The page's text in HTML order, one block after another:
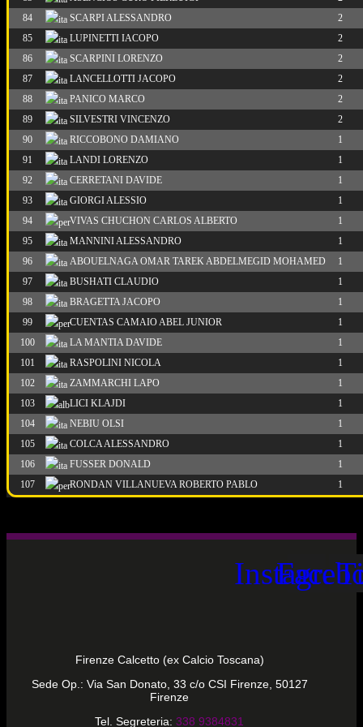
84
SCARPI ALESSANDRO
2
85
LUPINETTI IACOPO
2
86
SCARPINI LORENZO
2
87
LANCELLOTTI JACOPO
2
88
PANICO MARCO
2
89
SILVESTRI VINCENZO
2
90
RICCOBONO DAMIANO
1
91
LANDI LORENZO
1
92
CERRETANI DAVIDE
1
93
GIORGI ALESSIO
1
94
VIVAS CHUCHON CARLOS ALBERTO
1
95
MANNINI ALESSANDRO
1
96
ABOUELNAGA OMAR TAREK ABDELMEGID MOHAMED
1
97
BUSHATI CLAUDIO
1
98
BRAGETTA JACOPO
1
99
CUENTAS CAMAIO ABEL JUNIOR
1
100
LA MANTIA DAVIDE
1
101
RASPOLINI NICOLA
1
102
ZAMMARCHI LAPO
1
103
LICI KLAJDI
1
104
NEBIU OLSI
1
105
COLCA ALESSANDRO
1
106
FUSSER DONALD
1
107
RONDAN VILLANUEVA ROBERTO PABLO 1
Instagram
Firenze Calcetto (ex Calcio Toscana)
Sede Op.: Via San Donato, 33 c/o CSI Firenze, 50127
Firenze
Tel. Segreteria: 338 9384831